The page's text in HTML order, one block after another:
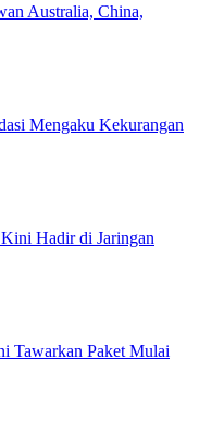
Australia, China,
Mengaku Kekurangan
Hadir di Jaringan
Tawarkan Paket Mulai